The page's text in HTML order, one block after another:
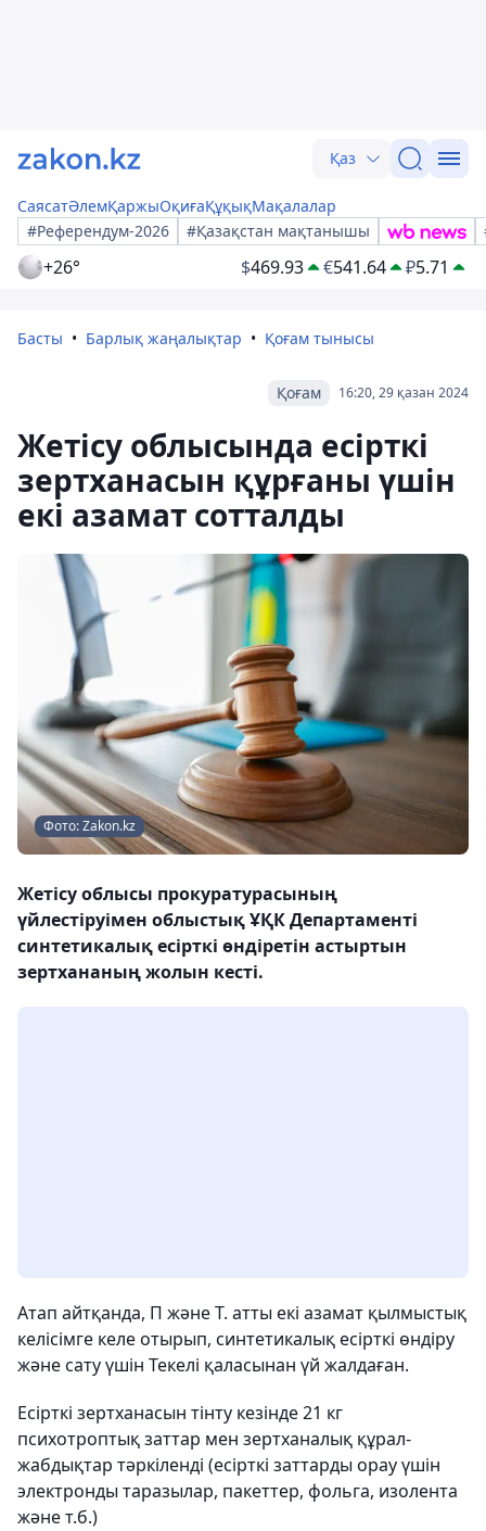
Қаз
СаясатӘлемҚаржыОқиғаҚұқықМақалалар
#Референдум-2026
#Қазақстан мақтанышы
+26° $469.93 €541.64 ₽5.71
Басты Барлық жаңалықтар Қоғам тынысы
16:20, 29 қазан 2024
Қоғам
Жетісу облысында есірткі
зертханасын құрғаны үшін
екі азамат сотталды
Фото: Zakon.kz
Жетісу облысы прокуратурасының
үйлестіруімен облыстық ҰҚК Департаменті
синтетикалық есірткі өндіретін астыртын
зертхананың жолын кесті.
Атап айтқанда, П және Т. атты екі азамат қылмыстық
келісімге келе отырып, синтетикалық есірткі өндіру
және сату үшін Текелі қаласынан үй жалдаған.
Есірткі зертханасын тінту кезінде 21 кг
психотроптық заттар мен зертханалық құрал-
жабдықтар тәркіленді (есірткі заттарды орау үшін
электронды таразылар, пакеттер, фольга, изолента
және т.б.)